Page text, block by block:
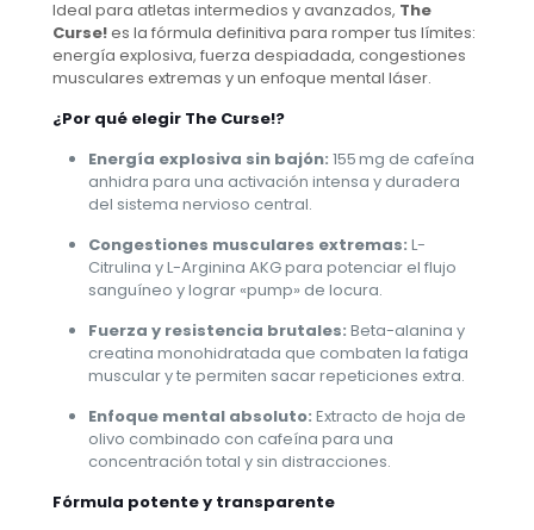
Ideal para atletas intermedios y avanzados, The
Curse!es la fórmula definitiva para romper tus límites:
energía explosiva, fuerza despiadada, congestiones
musculares extremas y un enfoque mental láser.
¿Por qué elegir The Curse!?
Energía explosiva sin bajón: 155 mg de cafeína
anhidra para una activación intensa y duradera
del sistema nervioso central.
Congestiones musculares extremas: L-
Citrulina y L-Arginina AKG para potenciar el flujo
sanguíneo y lograr «pump» de locura.
Fuerza y resistencia brutales: Beta-alanina y
creatina monohidratada que combaten la fatiga
muscular y te permiten sacar repeticiones extra.
Enfoque mental absoluto: Extracto de hoja de
olivo combinado con cafeína para una
concentración total y sin distracciones.
Fórmula potente y transparente